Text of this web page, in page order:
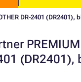
DR-2401 (DR2401),
PREMIUM
(DR2401),